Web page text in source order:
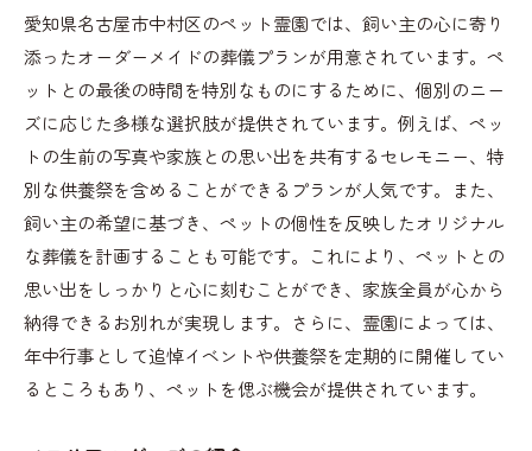
愛知県名古屋市中村区のペット霊園では、飼い主の心に寄り
添ったオーダーメイドの葬儀プランが用意されています。ペ
ットとの最後の時間を特別なものにするために、個別のニー
ズに応じた多様な選択肢が提供されています。例えば、ペッ
トの生前の写真や家族との思い出を共有するセレモニー、特
別な供養祭を含めることができるプランが人気です。また、
飼い主の希望に基づき、ペットの個性を反映したオリジナル
な葬儀を計画することも可能です。これにより、ペットとの
思い出をしっかりと心に刻むことができ、家族全員が心から
納得できるお別れが実現します。さらに、霊園によっては、
年中行事として追悼イベントや供養祭を定期的に開催してい
るところもあり、ペットを偲ぶ機会が提供されています。